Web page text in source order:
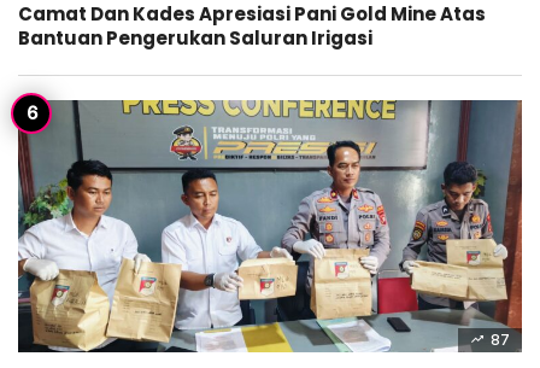
Camat Dan Kades Apresiasi Pani Gold Mine Atas
Bantuan Pengerukan Saluran Irigasi
87